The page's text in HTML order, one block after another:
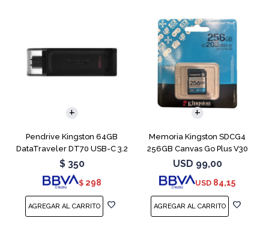
Pendrive Kingston 64GB
DataTraveler DT70 USB-C 3.2
$ 350
$ 298
Memoria Kingston SDCG4
256GB Canvas Go Plus V30
USD 99,00
USD 84,15